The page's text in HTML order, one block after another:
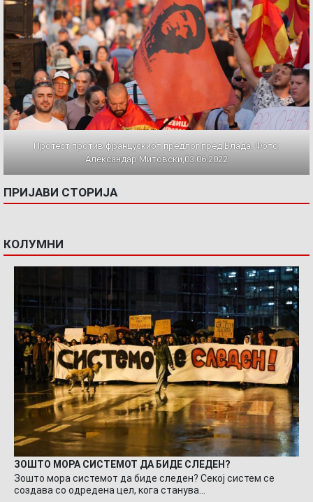
Протест против францускиот предлог пред Влада. Фото:
Александар Митовски,03.06.2022
ПРИЈАВИ СТОРИЈА
КОЛУМНИ
ЗОШТО МОРА СИСТЕМОТ ДА БИДЕ СЛЕДЕН?
Зошто мора системот да биде следен? Секој систем се
создава со одредена цел, кога станува…